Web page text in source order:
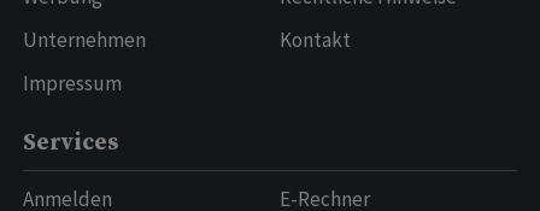
Unternehmen
Impressum
Kontakt
Services
Anmelden
E-Rechner